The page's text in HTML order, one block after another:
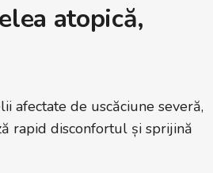
atopică,
afectate de uscăciune severă,
rapid disconfortul și sprijină